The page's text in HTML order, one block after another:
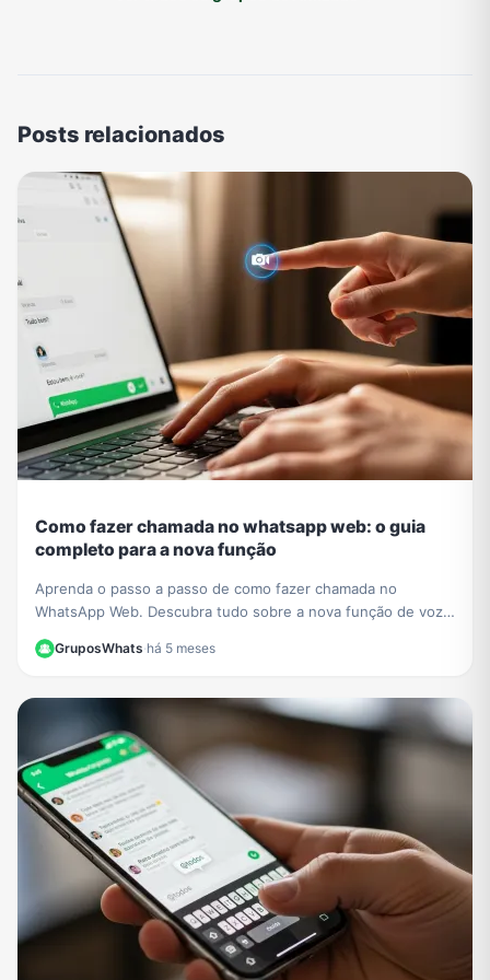
Posts relacionados
Como fazer chamada no whatsapp web: o guia
completo para a nova função
Aprenda o passo a passo de como fazer chamada no
WhatsApp Web. Descubra tudo sobre a nova função de voz
e vídeo que chegou ao navegador sem instalar nada.
GruposWhats·há 5 meses